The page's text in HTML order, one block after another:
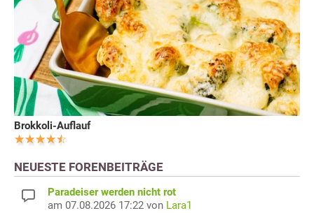
Brokkoli-Auflauf
NEUESTE FORENBEITRÄGE
Paradeiser werden nicht rot
am 07.08.2026 17:22 von Lara1